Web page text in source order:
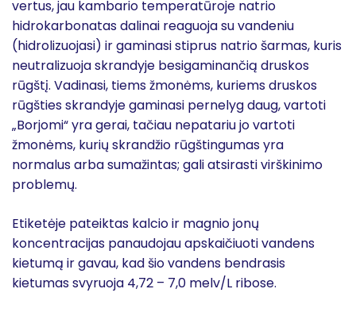
vertus, jau kambario temperatūroje natrio
hidrokarbonatas dalinai reaguoja su vandeniu
(hidrolizuojasi) ir gaminasi stiprus natrio šarmas, kuris
neutralizuoja skrandyje besigaminančią druskos
rūgštį. Vadinasi, tiems žmonėms, kuriems druskos
rūgšties skrandyje gaminasi pernelyg daug, vartoti
„Borjomi“ yra gerai, tačiau nepatariu jo vartoti
žmonėms, kurių skrandžio rūgštingumas yra
normalus arba sumažintas; gali atsirasti virškinimo
problemų.
Etiketėje pateiktas kalcio ir magnio jonų
koncentracijas panaudojau apskaičiuoti vandens
kietumą ir gavau, kad šio vandens bendrasis
kietumas svyruoja 4,72 – 7,0 melv/L ribose.